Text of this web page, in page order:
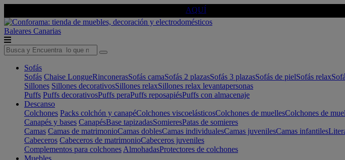
AQUÍ
Baleares Canarias
Sofás
Sofás Chaise LongueRinconerasSofás camaSofás 2 plazasSofás 3 plazasSofás de pielSofás relax
Sillones Sillones decorativosSillones relaxSillones relax levantapersonas
Puffs Puffs decorativosPuffs peraPuffs reposapiésPuffs con almacenaje
Descanso
Colchones Packs colchón y canapéColchones viscoelásticosColchones de muellesColchones de
Canapés y bases CanapésBase tapizadasSomieresPatas de somieres
Camas Camas de matrimonioCamas doblesCamas individualesCamas juvenilesCamas infantiles
Cabeceros Cabeceros de matrimonioCabeceros juveniles
Complementos para colchones AlmohadasProtectores de colchones
Muebles